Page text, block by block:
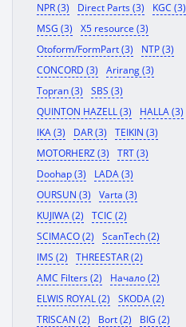
NPR (3)
Direct Parts (3)
KGC (3)
MSG (3)
X5 resource (3)
Otoform/FormPart (3)
NTP (3)
CONCORD (3)
Arirang (3)
Topran (3)
SBS (3)
QUINTON HAZELL (3)
HALLA (3)
IKA (3)
DAR (3)
TEIKIN (3)
MOTORHERZ (3)
TRT (3)
Doohap (3)
LADA (3)
OURSUN (3)
Varta (3)
KUJIWA (2)
TCIC (2)
SCIMACO (2)
ScanTech (2)
IMS (2)
THREESTAR (2)
AMC Filters (2)
Начало (2)
ELWIS ROYAL (2)
SKODA (2)
TRISCAN (2)
Bort (2)
BIG (2)